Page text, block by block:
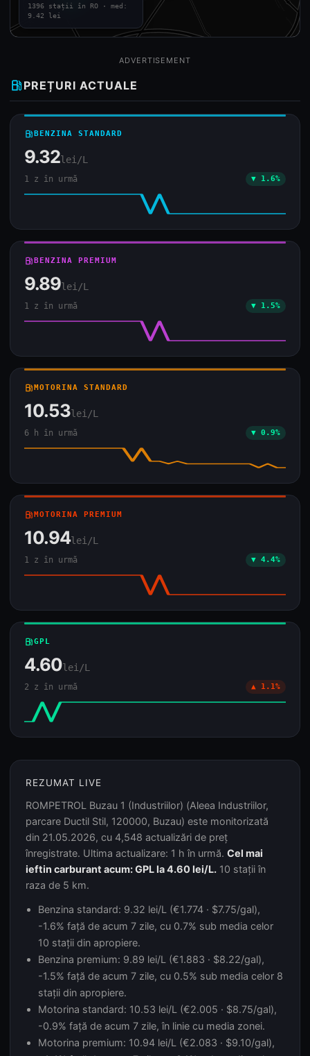
1396 stații în RO · med:
9.42 lei
ADVERTISEMENT
local_gas_station PREȚURI ACTUALE
local_gas_stationBENZINA STANDARD
9.32lei/L
1 z în urmă ▼ 1.6%
local_gas_stationBENZINA PREMIUM
9.89lei/L
1 z în urmă ▼ 1.5%
local_gas_stationMOTORINA STANDARD
10.53lei/L
6 h în urmă ▼ 0.9%
local_gas_stationMOTORINA PREMIUM
10.94lei/L
1 z în urmă ▼ 4.4%
local_gas_stationGPL
4.60lei/L
2 z în urmă ▲ 1.1%
REZUMAT LIVE
ROMPETROL Buzau 1 (Industriilor) (Aleea Industriilor,
parcare Ductil Stil, 120000, Buzau) este monitorizată
din 21.05.2026, cu 4,548 actualizări de preț
înregistrate. Ultima actualizare: 1 h în urmă. Cel mai
ieftin carburant acum: GPL la 4.60 lei/L. 10 stații în
raza de 5 km.
Benzina standard: 9.32 lei/L (€1.774 · $7.75/gal),
-1.6% față de acum 7 zile, cu 0.7% sub media celor
10 stații din apropiere.
Benzina premium: 9.89 lei/L (€1.883 · $8.22/gal),
-1.5% față de acum 7 zile, cu 0.5% sub media celor 8
stații din apropiere.
Motorina standard: 10.53 lei/L (€2.005 · $8.75/gal),
-0.9% față de acum 7 zile, în linie cu media zonei.
Motorina premium: 10.94 lei/L (€2.083 · $9.10/gal),